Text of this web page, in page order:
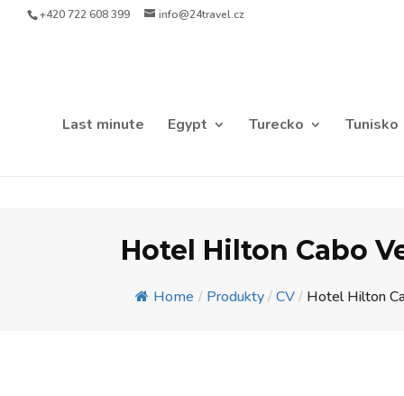
+420 722 608 399 info@24travel.cz
Last minute Egypt Turecko Tunisko
Hotel Hilton Cabo
Home / Produkty / CV / Hotel Hilton